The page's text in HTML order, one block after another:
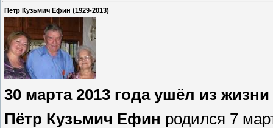
Пётр Кузьмич Ефин (1929-2013)
30 марта 2013 года ушёл из
Пётр Кузьмич Ефин родился 7